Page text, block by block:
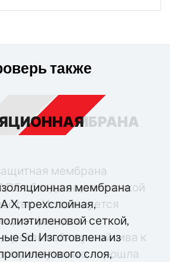
также
МЕМБРАНА
мембрана
обладающая высокой
Используется
для фасадов -
устойчива к
излучению - прошла
мембрана
X, трехслойная,
сеткой,
Sd. Изготовленa из
слоя,